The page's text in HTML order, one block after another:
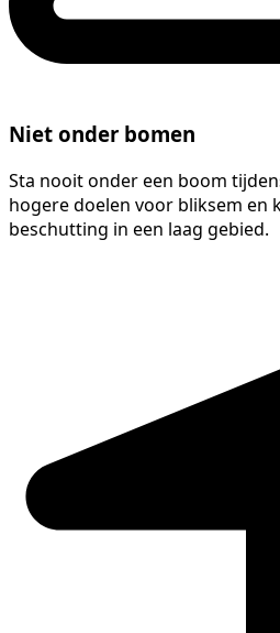
Niet onder bomen
Sta nooit onder een boom
hogere doelen voor bliksem en
beschutting in een laag gebied.